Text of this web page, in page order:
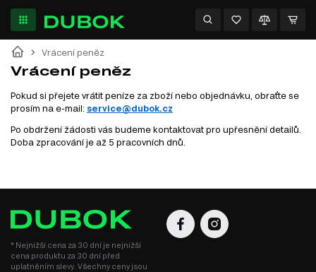
Vrácení peněz
Vrácení peněz
Pokud si přejete vrátit peníze za zboží nebo objednávku, obraťte se
prosím na e-mail: service@dubok.cz
Po obdržení žádosti vás budeme kontaktovat pro upřesnění detailů.
Doba zpracování je až 5 pracovních dnů.
* Nejnižší cena za 30 dní je nejnižší
cena produktu za 30 dní před
uplatněním slevy. Všechny ceny jsou
Obchodní podmínky
Reklamace
Spolupráce
Ochrana osobních údajů
Sitemap